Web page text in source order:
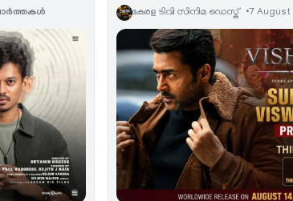
കേരള ടിവി സിനിമ ഡെസ്ക് 7 August